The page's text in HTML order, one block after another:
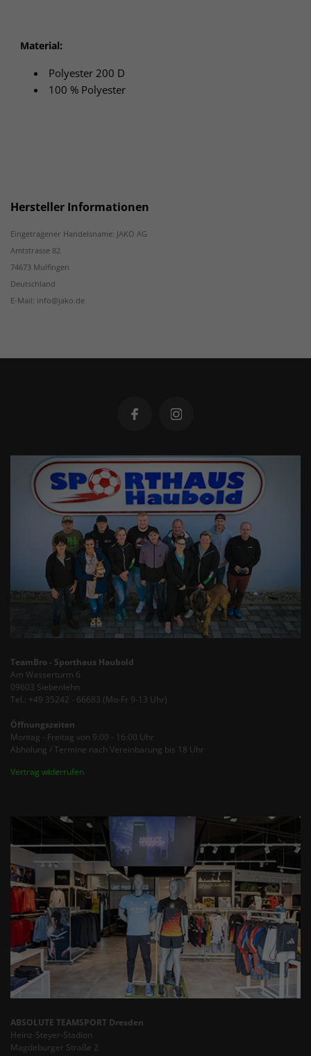
Material:
Polyester 200 D
100 % Polyester
Hersteller Informationen
Eingetragener Handelsname: JAKO AG
Amtstrasse 82
74673 Mulfingen
Deutschland
E-Mail: info@jako.de
TeamBro - Sporthaus Haubold
Am Wasserturm 6
09603 Siebenlehn
Tel.: +49 35242 - 66683 (Mo-Fr 9-13 Uhr)
Öffnungszeiten
Montag - Freitag von 9:00 - 16:00 Uhr
Abholung / Termine nach Vereinbarung bis 18 Uhr
Vertrag widerrufen
ABSOLUTE TEAMSPORT Dresden
Heinz-Steyer-Stadion
Magdeburger Straße 2